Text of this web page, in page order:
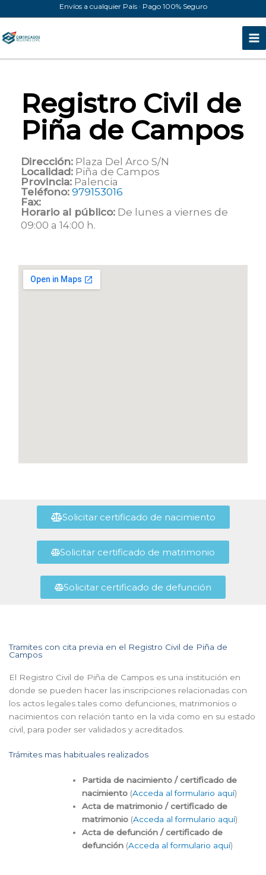
al
contenido
Envíos a cualquier País · Pago 100% Seguro
Registro Civil de
Piña de Campos
Dirección: Plaza Del Arco S/N
Localidad: Piña de Campos
Provincia: Palencia
Teléfono: 979153016
Fax:
Horario al público: De lunes a viernes de
09:00 a 14:00 h.
Solicitar certificado de nacimiento
Solicitar certificado de matrimonio
Solicitar certificado de defunción
Tramites con cita previa en el Registro Civil de Piña de
Campos
El Registro Civil de Piña de Campos es una institución en
donde se pueden hacer las inscripciones relacionadas con
los actos legales tales como defunciones, matrimonios o
nacimientos con relación tanto en la vida como en su estado
civil, para poder ser validados y acreditados.
Trámites mas habituales realizados
Partida de nacimiento / certificado de
nacimiento (Acceda al formulario aquí)
Acta de matrimonio / certificado de
matrimonio (Acceda al formulario aquí)
Acta de defunción / certificado de
defunción (Acceda al formulario aquí)